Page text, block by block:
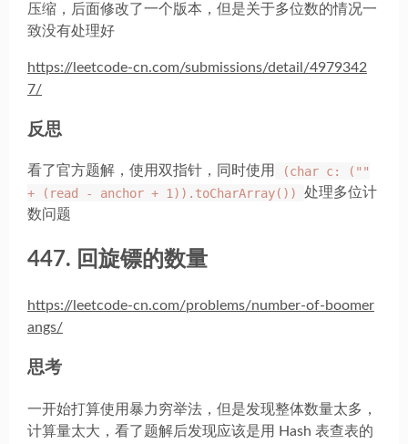
压缩，后面修改了一个版本，但是关于多位数的情况一
致没有处理好
https://leetcode-cn.com/submissions/detail/4979342
7/
反思
看了官方题解，使用双指针，同时使用
(char c: (""
+ (read - anchor + 1)).toCharArray())
处理多位计
数问题
447. 回旋镖的数量
https://leetcode-cn.com/problems/number-of-boomer
angs/
思考
一开始打算使用暴力穷举法，但是发现整体数量太多，
计算量太大，看了题解后发现应该是用 Hash 表查表的